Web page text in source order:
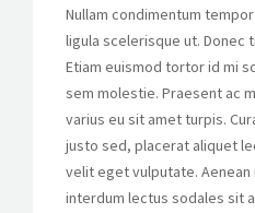
Nullam condimentum
ligula scelerisque ut. Donec
Etiam euismod tortor id mi
sem molestie. Praesent ac
varius eu sit amet turpis.
justo sed, placerat aliquet
velit eget vulputate.
interdum lectus sodales sit